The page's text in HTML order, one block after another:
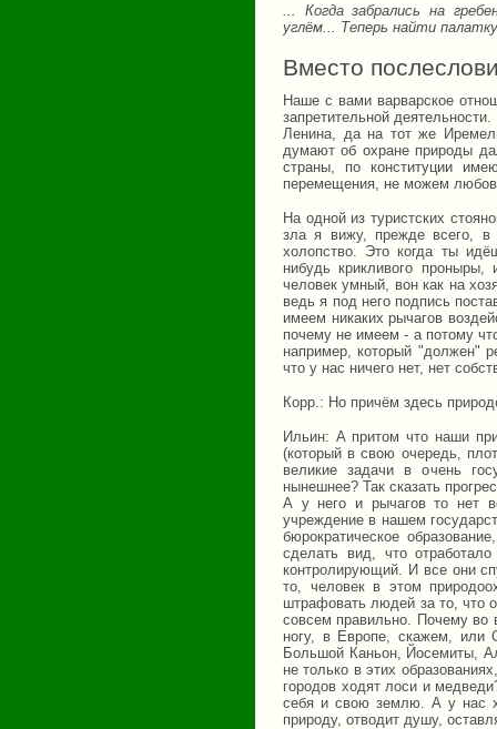
... Когда забрались на
углём... Теперь найти
Вместо
Наше с вами варварское
запретительной
Ленина, да на тот же
думают об охране природы
страны, по конституции
перемещения, не можем
На одной из туристских
зла я вижу, прежде всего, в
холопство. Это когда ты
нибудь крикливого
человек умный, вон как на
ведь я под него подпись
имеем никаких рычагов
почему не имеем - а потому
например, который "должен"
что у нас ничего нет, нет
Корр.: Но причём здесь
Ильин: А притом что наши
(который в свою очередь,
великие задачи в очень
нынешнее? Так сказать
А у него и рычагов то нет
учреждение в нашем
бюрократическое
сделать вид, что
контролирующий. И все они
то, человек в этом
штрафовать людей за то,
совсем правильно. Почему во
ногу, в Европе, скажем, или
Большой Каньон, Йосемиты,
не только в этих
городов ходят лоси и
себя и свою землю. А у нас
природу, отводит душу,